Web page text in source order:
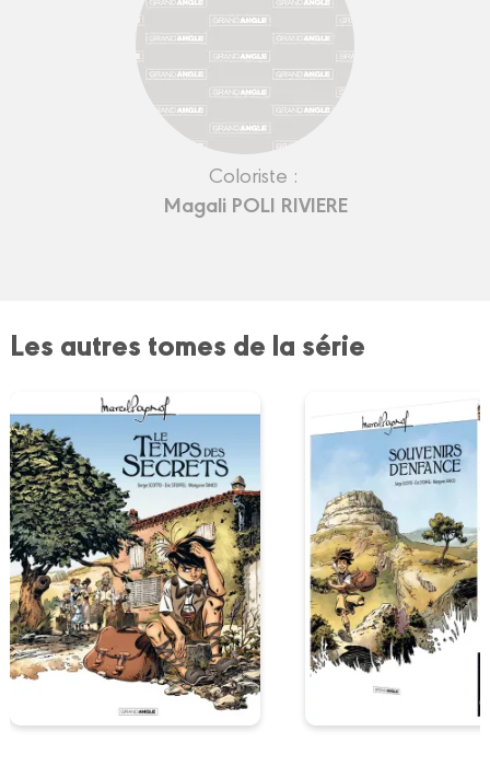
Coloriste :
Magali POLI RIVIERE
Les autres tomes de la série